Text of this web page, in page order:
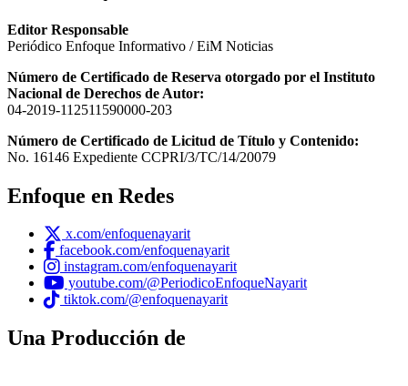
Editor Responsable
Periódico Enfoque Informativo / EiM Noticias
Número de Certificado de Reserva otorgado por el Instituto
Nacional de Derechos de Autor:
04-2019-112511590000-203
Número de Certificado de Licitud de Título y Contenido:
No. 16146 Expediente CCPRI/3/TC/14/20079
Enfoque en Redes
x.com/enfoquenayarit
facebook.com/enfoquenayarit
instagram.com/enfoquenayarit
youtube.com/@PeriodicoEnfoqueNayarit
tiktok.com/@enfoquenayarit
Una Producción de